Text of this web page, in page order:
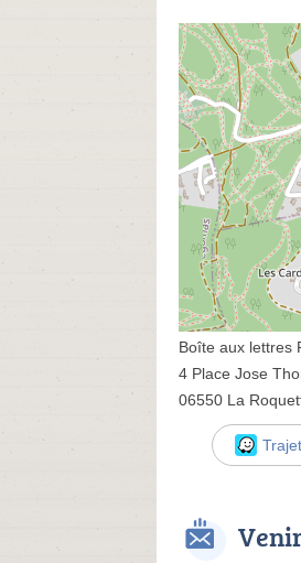
Boîte aux lettres
4 Place Jose
06550 La